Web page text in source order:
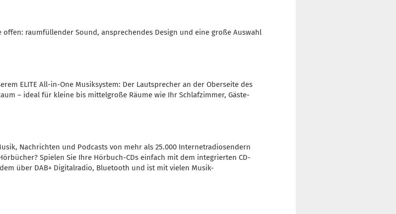
offen: raumfüllender Sound, ansprechendes Design und eine große Auswahl
ELITE All-in-One Musiksystem: Der Lautsprecher an der Oberseite des
– ideal für kleine bis mittelgroße Räume wie Ihr Schlafzimmer, Gäste-
Nachrichten und Podcasts von mehr als 25.000 Internetradiosendern
Spielen Sie Ihre Hörbuch-CDs einfach mit dem integrierten CD-
über DAB+ Digitalradio, Bluetooth und ist mit vielen Musik-